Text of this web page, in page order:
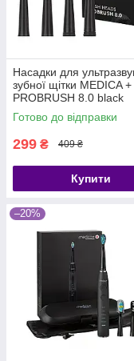
Насадки для
зубної щітки MEDICA +
PROBRUSH 8.0 black
Готово до відправки
299 ₴ 409 ₴
Купити
–20%